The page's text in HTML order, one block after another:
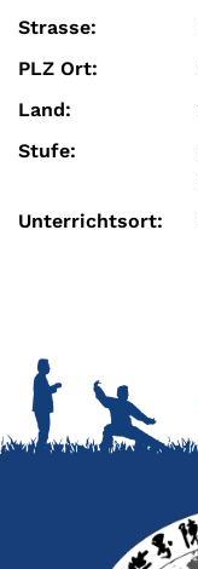
Strasse:
PLZ Ort:
Land:
Stufe:
Unterrichtsort: